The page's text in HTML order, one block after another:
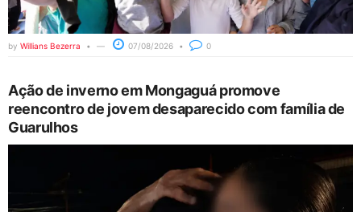
by Willians Bezerra 07/08/2026 0
Ação de inverno em Mongaguá promove
reencontro de jovem desaparecido com família de
Guarulhos